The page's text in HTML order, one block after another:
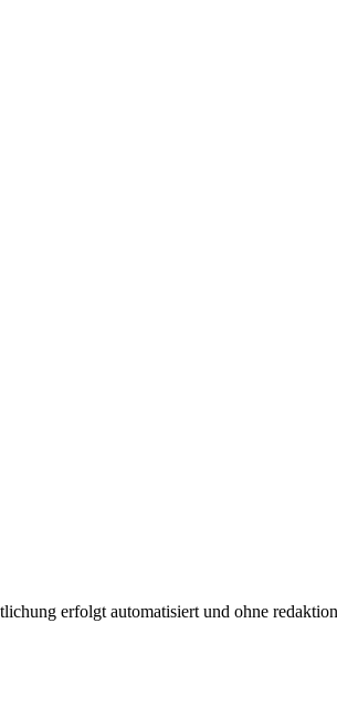
erfolgt automatisiert und ohne